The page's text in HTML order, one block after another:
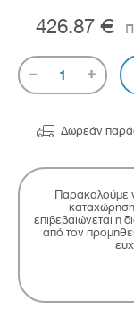
426.87 €
1
 Δωρεάν
Παρακαλούμε
επιβεβαιώνεται η
από τον